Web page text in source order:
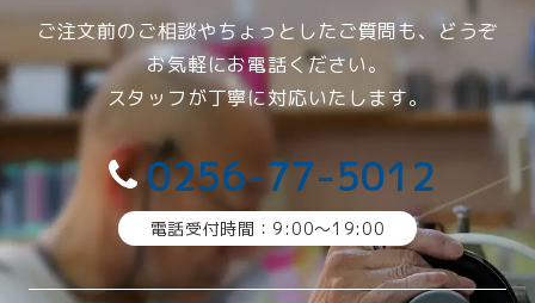
ご注文前のご相談やちょっとしたご質問も、どうぞ
お気軽にお電話ください。
スタッフが丁寧に対応いたします。
0256-77-5012
電話受付時間：9:00〜19:00